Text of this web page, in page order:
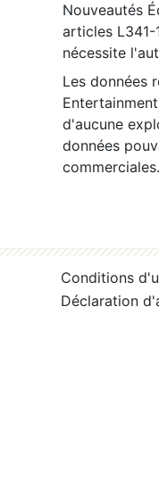
Nouveautés
articles
nécessite
Les données
d'aucune
données
commerciales.
Conditions
Déclaration